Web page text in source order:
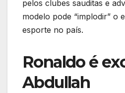
pelos clubes sauditas e
modelo pode “implodir” o
esporte no país.
Ronaldo é
Abdullah